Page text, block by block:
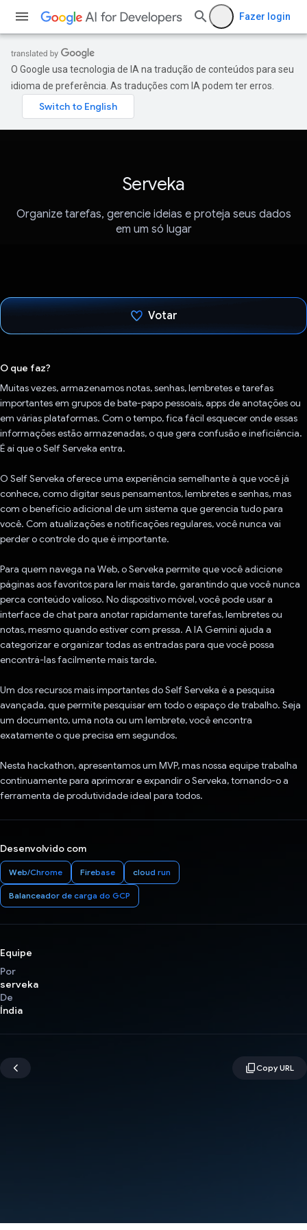
Fazer login
O Google usa tecnologia de IA na tradução de conteúdos para seu
idioma de preferência. As traduções com IA podem ter erros.
Serveka
Organize tarefas, gerencie ideias e proteja seus dados
em um só lugar
Votar
O que faz?
Muitas vezes, armazenamos notas, senhas, lembretes e tarefas
importantes em grupos de bate-papo pessoais, apps de anotações ou
em várias plataformas. Com o tempo, fica fácil esquecer onde essas
informações estão armazenadas, o que gera confusão e ineficiência.
É aí que o Self Serveka entra.
O Self Serveka oferece uma experiência semelhante à que você já
conhece, como digitar seus pensamentos, lembretes e senhas, mas
com o benefício adicional de um sistema que gerencia tudo para
você. Com atualizações e notificações regulares, você nunca vai
perder o controle do que é importante.
Para quem navega na Web, o Serveka permite que você adicione
páginas aos favoritos para ler mais tarde, garantindo que você nunca
perca conteúdo valioso. No dispositivo móvel, você pode usar a
interface de chat para anotar rapidamente tarefas, lembretes ou
notas, mesmo quando estiver com pressa. A IA Gemini ajuda a
categorizar e organizar todas as entradas para que você possa
encontrá-las facilmente mais tarde.
Um dos recursos mais importantes do Self Serveka é a pesquisa
avançada, que permite pesquisar em todo o espaço de trabalho. Seja
um documento, uma nota ou um lembrete, você encontra
exatamente o que precisa em segundos.
Nesta hackathon, apresentamos um MVP, mas nossa equipe trabalha
continuamente para aprimorar e expandir o Serveka, tornando-o a
ferramenta de produtividade ideal para todos.
Desenvolvido com
Web/Chrome Firebase cloud run
Balanceador de carga do GCP
Equipe
Por
serveka
De
Índia